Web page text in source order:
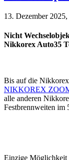
13. Dezember 2025,
Nicht
Nikkorex Auto35
Bis auf die
NIKKOREX
alle anderen
Festbrennweiten im
Einzige Möglichkeit